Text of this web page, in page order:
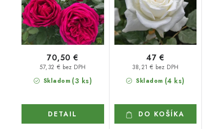
Skladom (3 ks)
57,32 € bez DPH
70,50 €
DETAIL
Skladom (4 ks)
38,21 € bez DPH
47 €
DO KOŠÍKA